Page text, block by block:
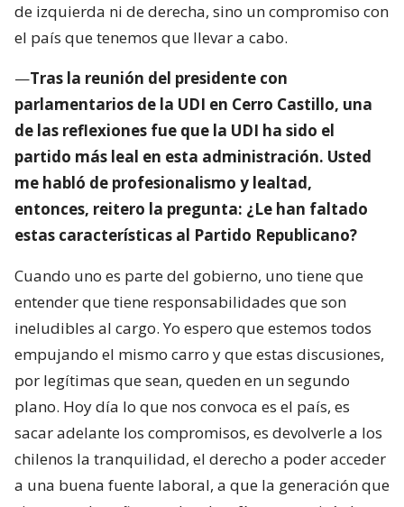
de izquierda ni de derecha, sino un compromiso con
el país que tenemos que llevar a cabo.
—Tras la reunión del presidente con
parlamentarios de la UDI en Cerro Castillo, una
de las reflexiones fue que la UDI ha sido el
partido más leal en esta administración. Usted
me habló de profesionalismo y lealtad,
entonces, reitero la pregunta: ¿Le han faltado
estas características al Partido Republicano?
Cuando uno es parte del gobierno, uno tiene que
entender que tiene responsabilidades que son
ineludibles al cargo. Yo espero que estemos todos
empujando el mismo carro y que estas discusiones,
por legítimas que sean, queden en un segundo
plano. Hoy día lo que nos convoca es el país, es
sacar adelante los compromisos, es devolverle a los
chilenos la tranquilidad, el derecho a poder acceder
a una buena fuente laboral, a que la generación que